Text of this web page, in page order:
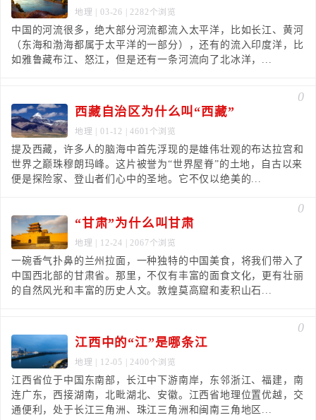
地理 | 03-26 | 2282个浏览
中国的河流很多，绝大部分河流都流入太平洋，比如长江、黄河
（东海和渤海都属于太平洋的一部分），还有的流入印度洋，比
如雅鲁藏布江、怒江，但是还有一条河流向了北冰洋，...
0
西藏自治区为什么叫“西藏”
地理 | 01-12 | 4601个浏览
提及西藏，许多人的脑海中首先浮现的是雄伟壮观的布达拉宫和
世界之巅珠穆朗玛峰。这片被誉为“世界屋脊”的土地，自古以来
便是探险家、登山者们心中的圣地。它不仅以绝美的...
0
“甘肃”为什么叫甘肃
地理 | 12-24 | 2067个浏览
一碗香气扑鼻的兰州拉面，一种独特的中国美食，将我们带入了
中国西北部的甘肃省。那里，不仅有丰富的面食文化，更有壮丽
的自然风光和丰富的历史人文。敦煌莫高窟和麦积山石...
0
江西中的“江”是哪条江
地理 | 12-05 | 2400个浏览
江西省位于中国东南部，长江中下游南岸，东邻浙江、福建，南
连广东，西接湖南，北毗湖北、安徽。江西省地理位置优越，交
通便利，处于长江三角洲、珠江三角洲和闽南三角地区...